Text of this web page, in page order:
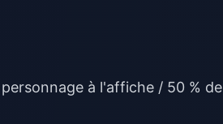
à l'affiche / 50 % de